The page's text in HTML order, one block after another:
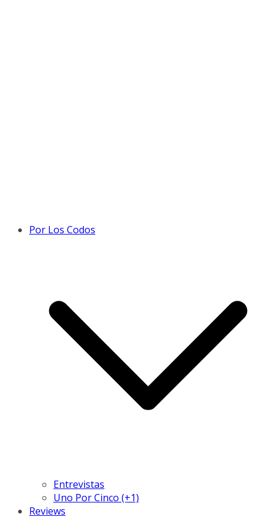
Por Los Codos
Entrevistas
Uno Por Cinco (+1)
Reviews